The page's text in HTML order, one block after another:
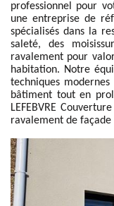
professionnel pour
une entreprise de
spécialisés dans la
saleté, des
ravalement pour
habitation. Notre
techniques
bâtiment tout en
LEFEBVRE
ravalement de